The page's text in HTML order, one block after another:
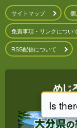
サイトマップ 個
免責事項・リンクについ
RSS配信について